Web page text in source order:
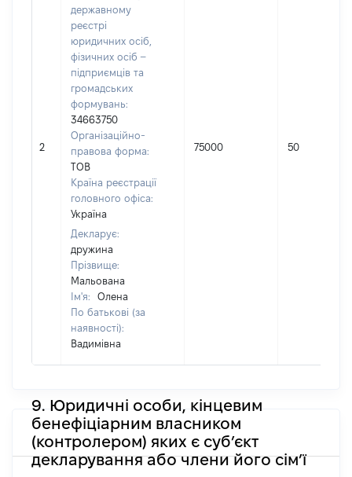
2
державному
реєстрі
юридичних осіб,
фізичних осіб –
підприємців та
громадських
формувань:
34663750
Організаційно-
правова форма:
ТОВ
Країна реєстрації
головного офіса:
Україна
Декларує:
дружина
Прізвище:
Мальована
Ім'я:
Олена
По батькові (за
наявності):
Вадимівна
75000 50
9. Юридичні особи, кінцевим
бенефіціарним власником
(контролером) яких є суб’єкт
декларування або члени його сім’ї